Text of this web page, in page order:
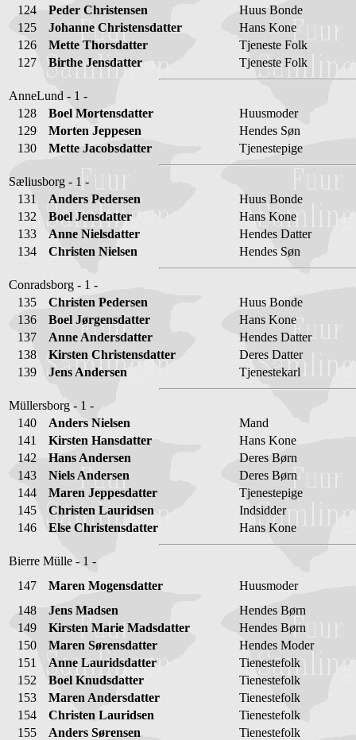
124
Peder Christensen
Huus Bonde
125
Johanne Christensdatter
Hans Kone
126
Mette Thorsdatter
Tjeneste Folk
127
Birthe Jensdatter Tjeneste Folk
AnneLund - 1 -
128
Boel Mortensdatter
Huusmoder
129
Morten Jeppesen
Hendes Søn
130
Mette Jacobsdatter Tjenestepige
Sæliusborg - 1 -
131
Anders Pedersen
Huus Bonde
132
Boel Jensdatter
Hans Kone
133
Anne Nielsdatter
Hendes Datter
134
Christen Nielsen Hendes Søn
Conradsborg - 1 -
135
Christen Pedersen
Huus Bonde
136
Boel Jørgensdatter
Hans Kone
137
Anne Andersdatter
Hendes Datter
138
Kirsten Christensdatter
Deres Datter
139
Jens Andersen Tjenestekarl
Müllersborg - 1 -
140
Anders Nielsen
Mand
141
Kirsten Hansdatter
Hans Kone
142
Hans Andersen
Deres Børn
143
Niels Andersen
Deres Børn
144
Maren Jeppesdatter
Tjenestepige
145
Christen Lauridsen
Indsidder
146
Else Christensdatter Hans Kone
Bierre Mülle - 1 -
147
Maren Mogensdatter
Huusmoder
148
Jens Madsen
Hendes Børn
149
Kirsten Marie Madsdatter
Hendes Børn
150
Maren Sørensdatter
Hendes Moder
151
Anne Lauridsdatter
Tienestefolk
152
Boel Knudsdatter
Tienestefolk
153
Maren Andersdatter
Tienestefolk
154
Christen Lauridsen
Tienestefolk
155
Anders Sørensen
Tienestefolk